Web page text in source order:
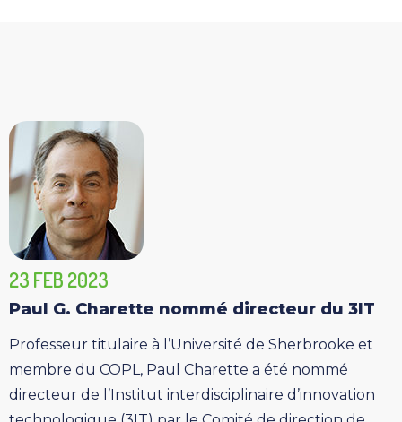
23 FEB 2023
Paul G. Charette nommé directeur du 3IT
Professeur titulaire à l’Université de Sherbrooke et
membre du COPL, Paul Charette a été nommé
directeur de l’Institut interdisciplinaire d’innovation